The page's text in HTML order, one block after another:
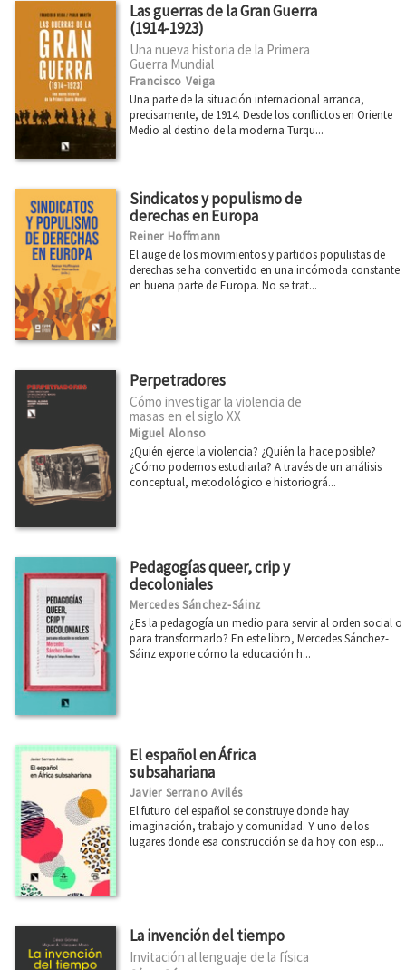
Las guerras de la Gran Guerra
(1914-1923)
Una nueva historia de la Primera
Guerra Mundial
Francisco Veiga
Una parte de la situación internacional arranca,
precisamente, de 1914. Desde los conflictos en Oriente
Medio al destino de la moderna Turqu...
Sindicatos y populismo de
derechas en Europa
Reiner Hoffmann
El auge de los movimientos y partidos populistas de
derechas se ha convertido en una incómoda constante
en buena parte de Europa. No se trat...
Perpetradores
Cómo investigar la violencia de
masas en el siglo XX
Miguel Alonso
¿Quién ejerce la violencia? ¿Quién la hace posible?
¿Cómo podemos estudiarla? A través de un análisis
conceptual, metodológico e historiográ...
Pedagogías queer, crip y
decoloniales
Mercedes Sánchez-Sáinz
¿Es la pedagogía un medio para servir al orden social o
para transformarlo? En este libro, Mercedes Sánchez-
Sáinz expone cómo la educación h...
El español en África
subsahariana
Javier Serrano Avilés
El futuro del español se construye donde hay
imaginación, trabajo y comunidad. Y uno de los
lugares donde esa construcción se da hoy con esp...
La invención del tiempo
Invitación al lenguaje de la física